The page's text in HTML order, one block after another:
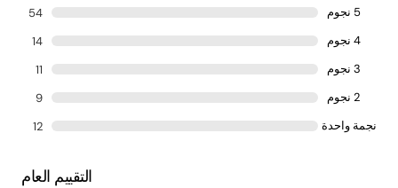
5 نجوم
54
4 نجوم
14
3 نجوم
11
2 نجوم
9
نجمة واحدة
12
التقييم العام